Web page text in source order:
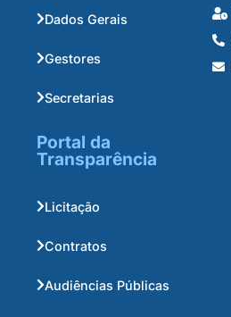
Dados Gerais
Gestores
Secretarias
Portal da
Transparência
Licitação
Contratos
Audiências Públicas